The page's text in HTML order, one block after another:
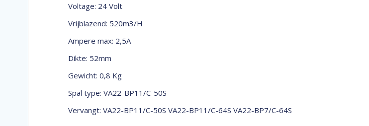
Voltage: 24 Volt
Vrijblazend: 520m3/H
Ampere max: 2,5A
Dikte: 52mm
Gewicht: 0,8 Kg
Spal type: VA22-BP11/C-50S
Vervangt: VA22-BP11/C-50S VA22-BP11/C-64S VA22-BP7/C-64S